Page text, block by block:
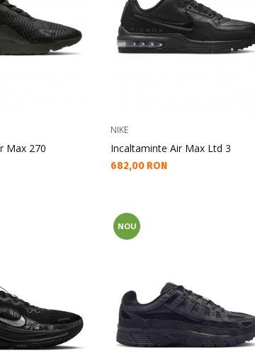
Max 270
NIKE
Incaltaminte Air Max Ltd 3
Текуща цена:
682,00 RON
NOU